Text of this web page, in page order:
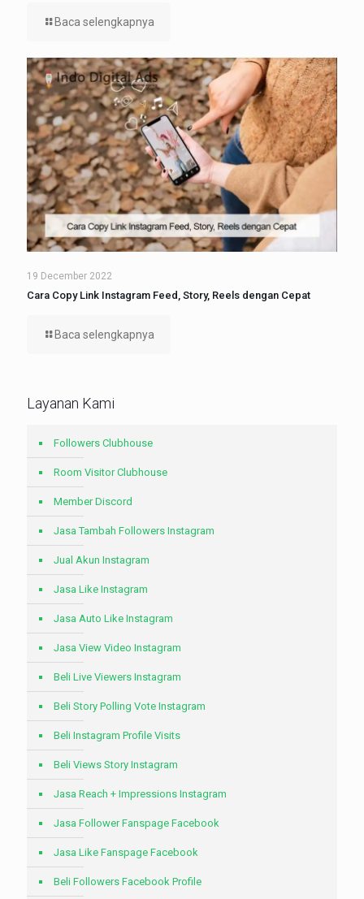
Baca selengkapnya
19 December 2022
Cara Copy Link Instagram Feed, Story, Reels dengan Cepat
Baca selengkapnya
Layanan Kami
Followers Clubhouse
Room Visitor Clubhouse
Member Discord
Jasa Tambah Followers Instagram
Jual Akun Instagram
Jasa Like Instagram
Jasa Auto Like Instagram
Jasa View Video Instagram
Beli Live Viewers Instagram
Beli Story Polling Vote Instagram
Beli Instagram Profile Visits
Beli Views Story Instagram
Jasa Reach + Impressions Instagram
Jasa Follower Fanspage Facebook
Jasa Like Fanspage Facebook
Beli Followers Facebook Profile